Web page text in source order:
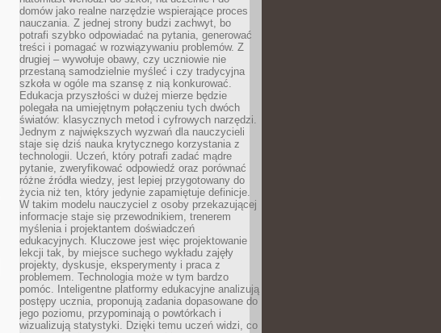
domów jako realne narzędzie wspierające proces
nauczania. Z jednej strony budzi zachwyt, bo
potrafi szybko odpowiadać na pytania, generować
treści i pomagać w rozwiązywaniu problemów. Z
drugiej – wywołuje obawy, czy uczniowie nie
przestaną samodzielnie myśleć i czy tradycyjna
szkoła w ogóle ma szansę z nią konkurować.
Edukacja przyszłości w dużej mierze będzie
polegała na umiejętnym połączeniu tych dwóch
światów: klasycznych metod i cyfrowych narzędzi.
Jednym z największych wyzwań dla nauczycieli
staje się dziś nauka krytycznego korzystania z
technologii. Uczeń, który potrafi zadać mądre
pytanie, zweryfikować odpowiedź oraz porównać
różne źródła wiedzy, jest lepiej przygotowany do
życia niż ten, który jedynie zapamiętuje definicje.
W takim modelu nauczyciel z osoby przekazującej
informacje staje się przewodnikiem, trenerem
myślenia i projektantem doświadczeń
edukacyjnych. Kluczowe jest więc projektowanie
lekcji tak, by miejsce suchego wykładu zajęły
projekty, dyskusje, eksperymenty i praca z
problemem. Technologia może w tym bardzo
pomóc. Inteligentne platformy edukacyjne analizują
postępy ucznia, proponują zadania dopasowane do
jego poziomu, przypominają o powtórkach i
wizualizują statystyki. Dzięki temu uczeń widzi, co